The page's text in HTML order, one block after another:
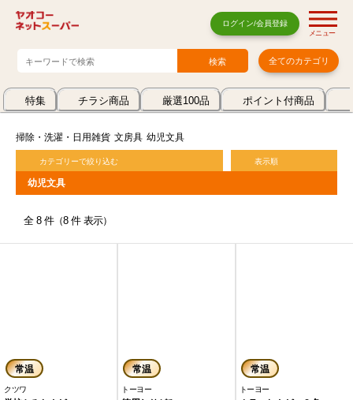
ログイン/会員登録
メニュー
全てのカテゴリ
特集 チラシ商品 厳選100品 ポイント付商品
掃除・洗濯・日用雑貨 文房具 幼児文具
カテゴリーで絞り込む 表示順
幼児文具
全 8 件（8 件 表示）
常温
クツワ
常温
トーヨー
常温
トーヨー